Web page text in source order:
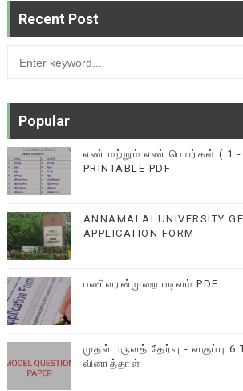
Recent Post
Popular
எண் மற்றும் எண் பெயர்கள் ( 1 -
PRINTABLE PDF
ANNAMALAI UNIVERSITY
APPLICATION FORM
பணிவரன்முறை படிவம் PDF
முதல் பருவத் தேர்வு - வகுப்பு 6
வினாத்தாள்